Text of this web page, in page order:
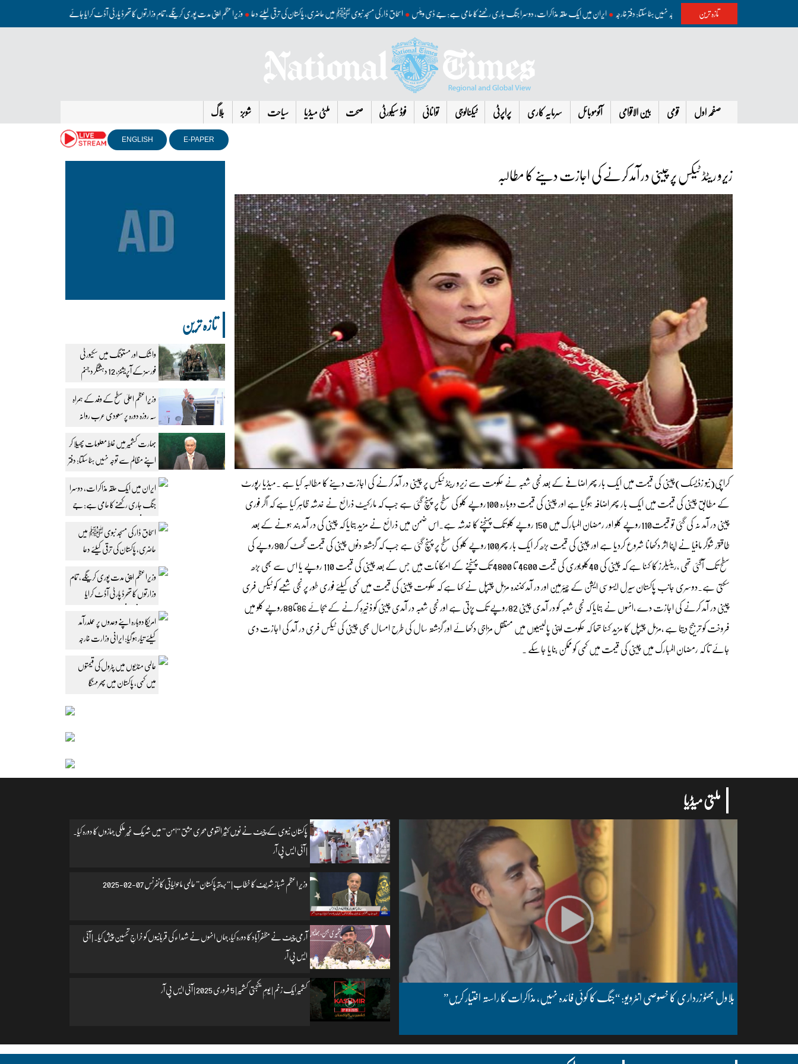
تازہ ترین
بھارت کشمیر میں غلط معلومات پھیلا کر اپنے مظالم سے توجہ نہیں ہٹا سکتا: دفتر خارجہ ایران میں ایک حلقہ مذاکرات، دوسرا جنگ جاری رکھنے کا حامی ہے: جے ڈی وینس اسحاق ڈار کی مسجد نبوی ﷺ میں حاضری، پاکستان کی ترقی کیلئے دعا وزیراعظم اپنی مدت پوری کرینگے، تمام وزارتوں کا تھرڈ پارٹی آڈٹ کرایا جائے: محسن نقوی
صفحہ اول قومی بین الاقوامی آٹوموبائل سرمایہ کاری پراپرٹی ٹیکنالوجی توانائی فوڈ سیکورٹی صحت ملٹی میڈیا سیاحت شوبز بلاگ
E-PAPER
ENGLISH
زیرو ریٹڈ ٹیکس پر چینی در آمد کرنے کی اجازت دینے کا مطالبہ
کراچی(نیو زڈیسک)چینی کی قیمت میں ایک بار پھر اضافے کے بعد نجی شعبہ نے حکومت سے زیرو ریٹڈ ٹیکس پر چینی در آمد کرنے کی اجازت دینے کا مطالبہ کیا ہے ۔میڈیا رپورٹ
کے مطابق چینی کی قیمت میں ایک بار پھر اضافہ ہوگیا ہے اور چینی کی قیمت دوبارہ 100روپے کلو کی سطح پر پہنچ گئی ہے جب کہ مارکیٹ ذرائع نے خدشہ ظاہر کیا ہے کہ اگر فوری
چینی در آمد نہ کی گئی تو قیمت110روپے کلو اور رمضان المبارک میں 150 روپے کلو تک پہنچنے کا خدشہ ہے۔اس ضمن میں ذرائع نے مزید بتایا کہ چینی کی در آمد بند ہونے کے بعد
طاقتور شوگر مافیا نے اپنا اثر دکھانا شروع کردیا ہے اور چینی کی قیمت بڑھ کر ایک بار پھر100روپے کلو کی سطح پر پہنچ گئی ہے جب کہ گزشتہ دنوں چینی کی قیمت گھٹ کر90روپے کی
سطح تک آگئی تھی ،ریٹیلرز کا کہنا ہے کہ چینی کی 40کلو بوری کی قیمت 4600 تا 4800 تک پہنچنے کے امکانات ہیں جس کے بعد چینی کی قیمت 110 روپے یا اس سے بھی بڑھ
سکتی ہے۔دوسری جانب پاکستان سیرل ایسوسی ایشن کے چیئرمین اور در آمد کنندہ مزمل چیپل نے کہا ہے کہ حکومت چینی کی قیمت میں کمی کیلئے فوری طور پر نجی شعبے کو ٹیکس فری
چینی در آمد کرنے کی اجازت دے ،انہوں نے بتایا کہ نجی شعبہ کو در آمدی چینی 82روپے تک پڑتی ہے اور نجی شعبہ در آمدی چینی کو ذخیرہ کرنے کے بجائے 86تا88روپے کلو میں
فروخت کو ترجیح دیتا ہے ،مزمل چیپل کا مزید کہنا تھا کہ حکومت اپنی پالیسیوں میں مستقل مزاجی دکھائے اور گزشتہ سال کی طرح امسال بھی چینی کی ٹیکس فری در آمد کی اجازت دی
جائے تا کہ رمضان المبارک میں چینی کی قیمت میں کمی کو ممکن بنایا جاسکے ۔
تازہ ترین
واشک اور مستونگ میں سکیورٹی
فورسز کے آپریشنز، 12 دہشتگرد جہنم
واصل
وزیراعظم اعلیٰ سطح کے وفد کے ہمراہ
سہ روزہ دورہ پر سعودی عرب روانہ
بھارت کشمیر میں غلط معلومات پھیلا کر
اپنے مظالم سے توجہ نہیں ہٹا سکتا: دفتر
ایران میں ایک حلقہ مذاکرات، دوسرا
جنگ جاری رکھنے کا حامی ہے: جے
ڈی وینس
اسحاق ڈار کی مسجد نبوی ﷺ میں
حاضری، پاکستان کی ترقی کیلئے دعا
وزیراعظم اپنی مدت پوری کرینگے، تمام
وزارتوں کا تھرڈ پارٹی آڈٹ کرایا
جائے: محسن نقوی
امریکا دوبارہ اپنے وعدوں پر عملدرآمد
کیلئے تیار ہو گیا: ایرانی وزارت خارجہ
عالمی منڈیوں میں پٹرول کی قیمتوں
میں کمی، پاکستان میں پھر مہنگا
ملتی میڈیا
بلاول بھٹو زرداری کا خصوصی انٹرویو: “جنگ کا کوئی فائدہ نہیں، مذاکرات کا راستہ اختیار کریں”
پاکستان نیوی کے چیف نے نویں کثیر القومی بحری مشق “امن” میں شریک غیر ملکی جہازوں کا دورہ کیا۔
| آئی ایس پی آر
وزیرِ اعظم شہباز شریف کا خطاب | “بریتھ پاکستان” عالمی ماحولیاتی کانفرنس 07-02-2025
آرمی چیف نے مظفرآباد کا دورہ کیا، جہاں انہوں نے شہداء کی قربانیوں کو خراجِ تحسین پیش کیا۔ | آئی
ایس پی آر
کشمیر ایک زخم | یومِ یکجہتی کشمیر | 5 فروری 2025 | آئی ایس پی آر